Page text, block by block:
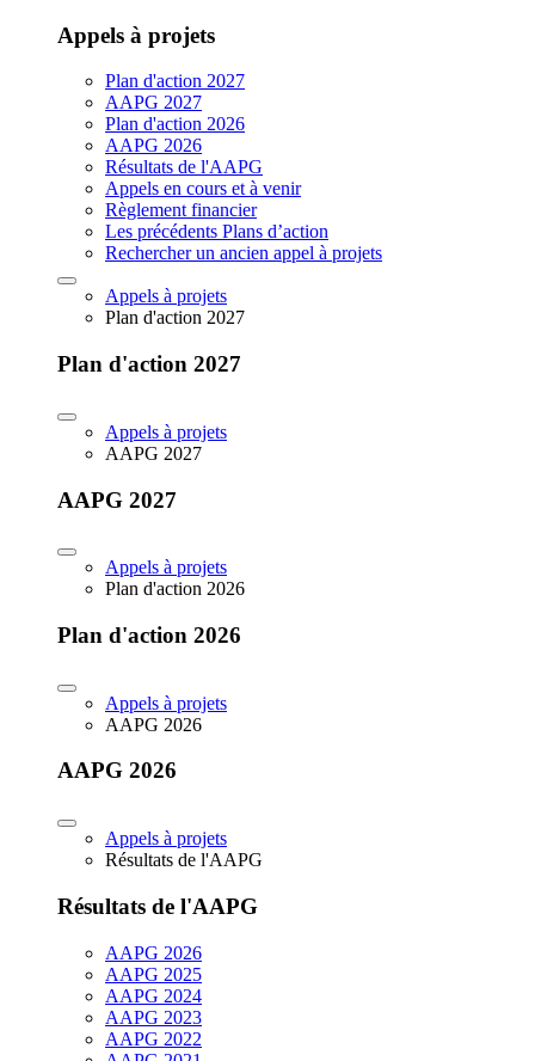
Appels à projets
Plan d'action 2027
AAPG 2027
Plan d'action 2026
AAPG 2026
Résultats de l'AAPG
Appels en cours et à venir
Règlement financier
Les précédents Plans d’action
Rechercher un ancien appel à projets
Appels à projets
Plan d'action 2027
Plan d'action 2027
Appels à projets
AAPG 2027
AAPG 2027
Appels à projets
Plan d'action 2026
Plan d'action 2026
Appels à projets
AAPG 2026
AAPG 2026
Appels à projets
Résultats de l'AAPG
Résultats de l'AAPG
AAPG 2026
AAPG 2025
AAPG 2024
AAPG 2023
AAPG 2022